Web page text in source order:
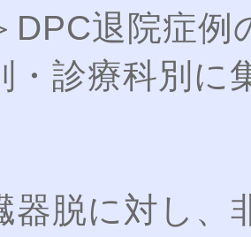
DPC退院症
・診療科別に
脱に対し、